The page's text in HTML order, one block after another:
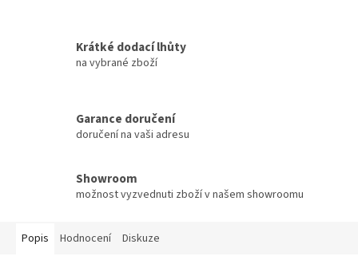
Krátké dodací lhůty
na vybrané zboží
Garance doručení
doručení na vaši adresu
Showroom
možnost vyzvednuti zboží v našem showroomu
Popis Hodnocení Diskuze